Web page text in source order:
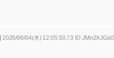
2026/06/04(木) 12:05:50.73 ID:JMn2XJGa0